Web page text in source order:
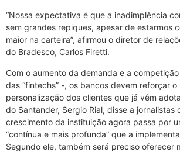
“Nossa expectativa é que a inadimplência
sem grandes repiques, apesar de estarmos
maior na carteira”, afirmou o diretor de
do Bradesco, Carlos Firetti.
Com o aumento da demanda e a
das “fintechs” -, os bancos devem reforçar o
personalização dos clientes que já vêm
do Santander, Sergio Rial, disse a jornalistas
crescimento da instituição agora passa por
“contínua e mais profunda” que a
Segundo ele, também será preciso oferecer